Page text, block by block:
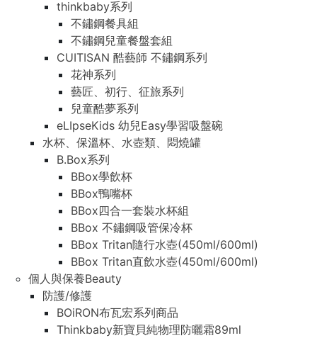
thinkbaby系列
不鏽鋼餐具組
不鏽鋼兒童餐盤套組
CUITISAN 酷藝師 不鏽鋼系列
花神系列
藝匠、初行、征旅系列
兒童酷夢系列
eLIpseKids 幼兒Easy學習吸盤碗
水杯、保溫杯、水壺類、悶燒罐
B.Box系列
BBox學飲杯
BBox鴨嘴杯
BBox四合一套裝水杯組
BBox 不鏽鋼吸管保冷杯
BBox Tritan隨行水壺(450ml/600ml)
BBox Tritan直飲水壺(450ml/600ml)
個人與保養Beauty
防護/修護
BOiRON布瓦宏系列商品
Thinkbaby新寶貝純物理防曬霜89ml